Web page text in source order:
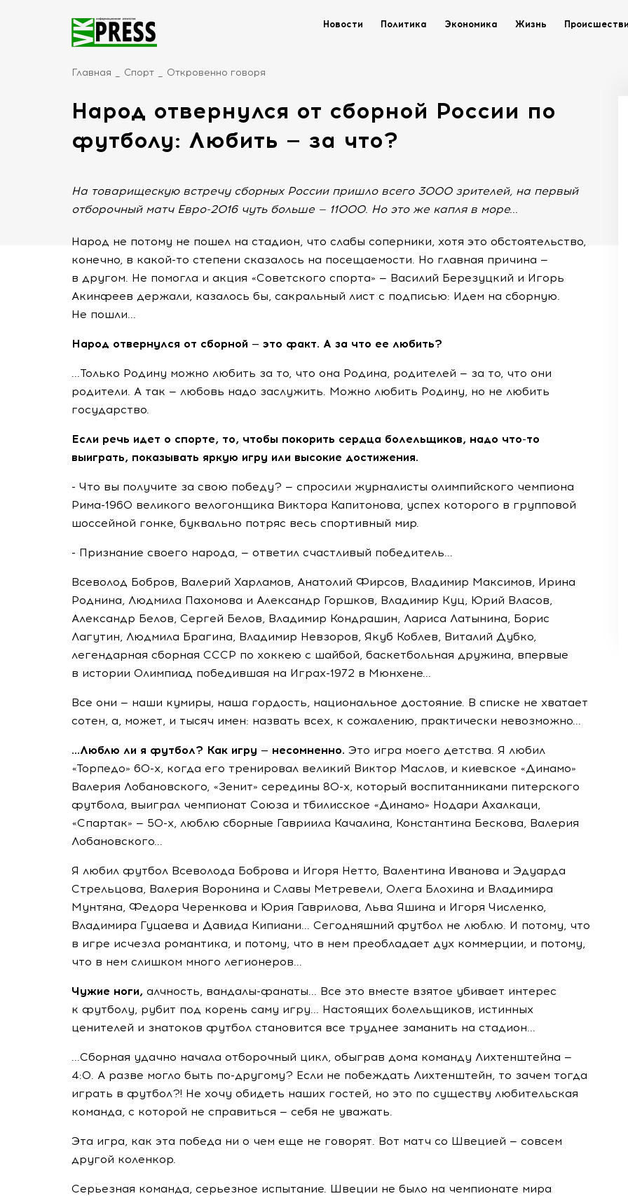
Новости Политика Экономика Жизнь
Главная Спорт Откровенно говоря
Народ отвернулся от сборной России по
футболу: Любить — за что?
На товарищескую встречу сборных России пришло всего 3000 зрителей, на первый
отборочный матч Евро-2016 чуть больше — 11000. Но это же капля в море...
Народ не потому не пошел на стадион, что слабы соперники, хотя это обстоятельство,
конечно, в какой-то степени сказалось на посещаемости. Но главная причина —
в другом. Не помогла и акция «Советского спорта» — Василий Березуцкий и Игорь
Акинфеев держали, казалось бы, сакральный лист с подписью: Идем на сборную.
Не пошли...
Народ отвернулся от сборной — это факт. А за что ее любить?
...Только Родину можно любить за то, что она Родина, родителей — за то, что они
родители. А так — любовь надо заслужить. Можно любить Родину, но не любить
государство.
Если речь идет о спорте, то, чтобы покорить сердца болельщиков, надо что-то
выиграть, показывать яркую игру или высокие достижения.
- Что вы получите за свою победу? — спросили журналисты олимпийского чемпиона
Рима-1960 великого велогонщика Виктора Капитонова, успех которого в групповой
шоссейной гонке, буквально потряс весь спортивный мир.
- Признание своего народа, — ответил счастливый победитель...
Всеволод Бобров, Валерий Харламов, Анатолий Фирсов, Владимир Максимов, Ирина
Роднина, Людмила Пахомова и Александр Горшков, Владимир Куц, Юрий Власов,
Александр Белов, Сергей Белов, Владимир Кондрашин, Лариса Латынина, Борис
Лагутин, Людмила Брагина, Владимир Невзоров, Якуб Коблев, Виталий Дубко,
легендарная сборная СССР по хоккею с шайбой, баскетбольная дружина, впервые
в истории Олимпиад победившая на Играх-1972 в Мюнхене...
Все они — наши кумиры, наша гордость, национальное достояние. В списке не хватает
сотен, а, может, и тысяч имен: назвать всех, к сожалению, практически невозможно...
...Люблю ли я футбол? Как игру — несомненно. Это игра моего детства. Я любил
«Торпедо» 60-х, когда его тренировал великий Виктор Маслов, и киевское «Динамо»
Валерия Лобановского, «Зенит» середины 80-х, который воспитанниками питерского
футбола, выиграл чемпионат Союза и тбилисское «Динамо» Нодари Ахалкаци,
«Спартак» — 50-х, люблю сборные Гавриила Качалина, Константина Бескова, Валерия
Лобановского...
Я любил футбол Всеволода Боброва и Игоря Нетто, Валентина Иванова и Эдуарда
Стрельцова, Валерия Воронина и Славы Метревели, Олега Блохина и Владимира
Мунтяна, Федора Черенкова и Юрия Гаврилова, Льва Яшина и Игоря Численко,
Владимира Гуцаева и Давида Кипиани... Сегодняшний футбол не люблю. И потому, что
в игре исчезла романтика, и потому, что в нем преобладает дух коммерции, и потому,
что в нем слишком много легионеров...
Чужие ноги, алчность, вандалы-фанаты... Все это вместе взятое убивает интерес
к футболу, рубит под корень саму игру... Настоящих болельщиков, истинных
ценителей и знатоков футбол становится все труднее заманить на стадион...
...Сборная удачно начала отборочный цикл, обыграв дома команду Лихтенштейна —
4:0. А разве могло быть по-другому? Если не побеждать Лихтенштейн, то зачем тогда
играть в футбол?! Не хочу обидеть наших гостей, но это по существу любительская
команда, с которой не справиться — себя не уважать.
Эта игра, как эта победа ни о чем еще не говорят. Вот матч со Швецией — совсем
другой коленкор.
Серьезная команда, серьезное испытание. Швеции не было на чемпионате мира